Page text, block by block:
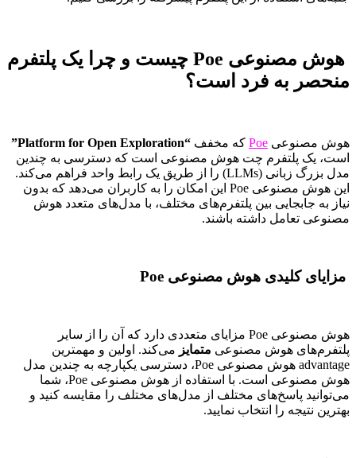
هوش مصنوعی Poe چیست و چرا یک پلتفرم
منحصر به فرد است؟
هوش مصنوعی Poe که مخفف “Platform for Open Exploration”
است، یک پلتفرم چت هوش مصنوعی است که دسترسی به چندین
مدل بزرگ زبانی (LLMs) را از طریق یک رابط واحد فراهم می‌کند.
این هوش مصنوعی Poe این امکان را به کاربران می‌دهد که بدون
نیاز به جابجایی بین پلتفرم‌های مختلف، با مدل‌های متعدد هوش
مصنوعی تعامل داشته باشند.
مزایای کلیدی هوش مصنوعی Poe
هوش مصنوعی Poe مزایای متعددی دارد که آن را از سایر
پلتفرم‌های هوش مصنوعی متمایز می‌کند. اولین و مهمترین
advantage هوش مصنوعی Poe، دسترسی یکپارچه به چندین مدل
هوش مصنوعی است. با استفاده از هوش مصنوعی Poe، شما
می‌توانید پاسخ‌های مختلف از مدل‌های مختلف را مقایسه کنید و
بهترین نتیجه را انتخاب نمایید.